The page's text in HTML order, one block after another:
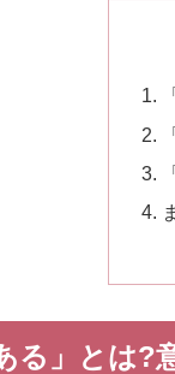
る」とは?